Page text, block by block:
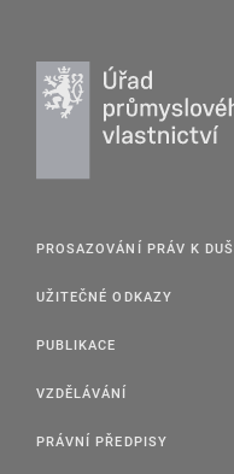
PROSAZOVÁNÍ PRÁV K
UŽITEČNÉ ODKAZY
PUBLIKACE
VZDĚLÁVÁNÍ
PRÁVNÍ PŘEDPISY